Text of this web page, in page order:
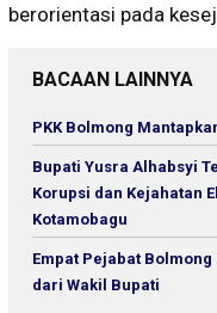
berorientasi pada
BACAAN LAINNYA
PKK Bolmong
Bupati Yusra Alhabsyi
Korupsi dan Kejahatan
Kotamobagu
Empat Pejabat
dari Wakil Bupati